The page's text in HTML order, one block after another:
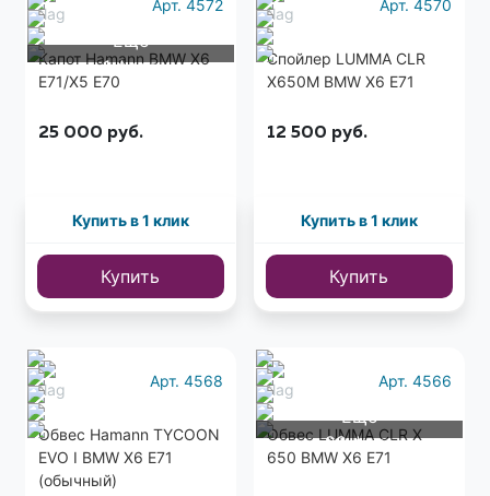
Еще
1 фото
Арт. 4572
Капот Hamann BMW X6
E71/X5 E70
25 000 руб.
Купить в 1 клик
Купить
Арт. 4570
Спойлер LUMMA CLR
X650M BMW X6 E71
12 500 руб.
Купить в 1 клик
Купить
Арт. 4568
Обвес Hamann TYCOON
EVO I BMW X6 E71
(обычный)
Еще
28 фото
Арт. 4566
Обвес LUMMA CLR X
650 BMW X6 E71